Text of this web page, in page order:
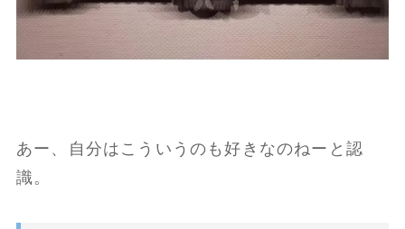
あー、自分はこういうのも好きなのねーと認
識。